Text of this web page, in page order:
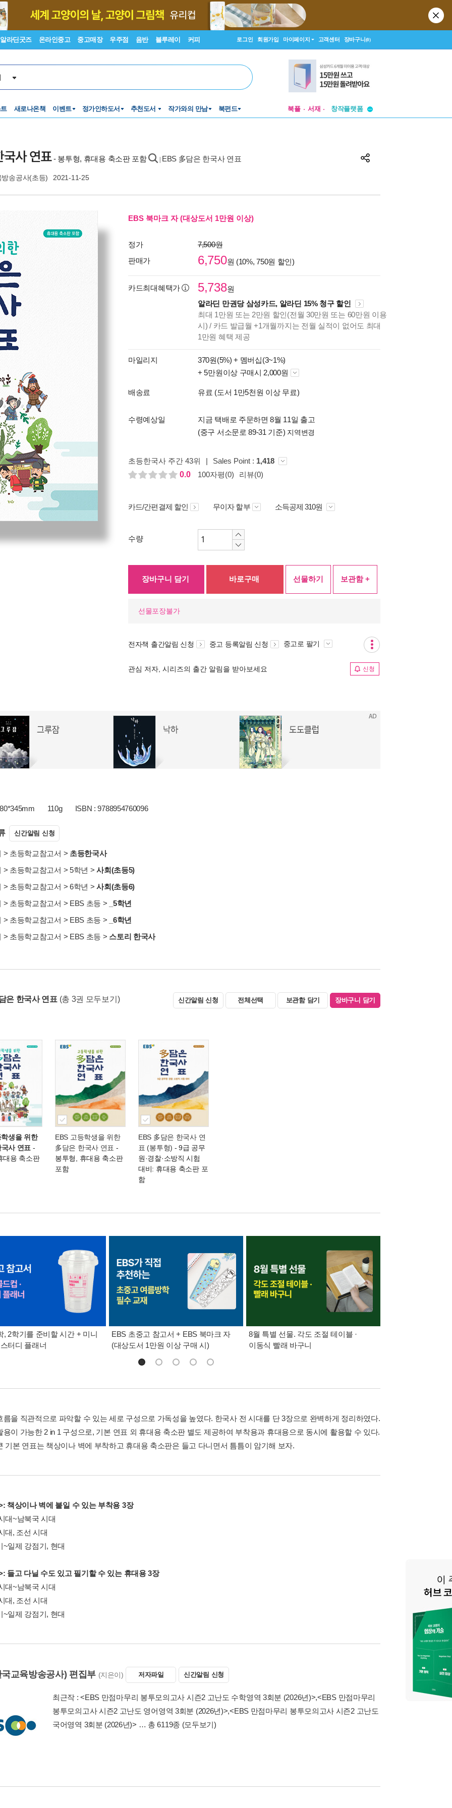
알라딘굿즈 온라인중고 중고매장 우주점 음반 블루레이 커피 로그인 회원가입 마이페이지 고객센터 장바구니(0)
새로나온책 이벤트 정가인하도서 추천도서 작가와의 만남 북펀드 북플 서재
창작플랫폼
국사 연표- 봉투형, 휴대용 축소판 포함 EBS 多담은 한국사 연표
송공사(초등) 2021-11-25
EBS 북마크 자 (대상도서 1만원 이상)
정가
7,500원
판매가
6,750원 (10%, 750원 할인)
카드최대혜택가 5,738원
알라딘 만권당 삼성카드, 알라딘 15% 청구 할인
최대 1만원 또는 2만원 할인(전월 30만원 또는 60만원 이용
시) / 카드 발급월 +1개월까지는 전월 실적이 없어도 최대
1만원 혜택 제공
마일리지 370원(5%) + 멤버십(3~1%)
+ 5만원이상 구매시 2,000원
배송료 유료 (도서 1만5천원 이상 무료)
수령예상일
지금 택배로 주문하면 8월 11일 출고
(중구 서소문로 89-31 기준) 지역변경
초등한국사 주간 43위 | Sales Point : 1,418
0.0
100자평(0) 리뷰(0)
카드/간편결제 할인 무이자 할부 소득공제 310원
수량
장바구니 담기 바로구매 선물하기 보관함 +
선물포장불가
전자책 출간알림 신청 중고 등록알림 신청 중고로 팔기
관심 저자, 시리즈의 출간 알림을 받아보세요 신청
110g ISBN : 9788954760096
신간알림 신청
> 초등학교참고서 > 초등한국사
> 초등학교참고서 > 5학년 >사회(초등5)
> 초등학교참고서 > 6학년 >사회(초등6)
> 초등학교참고서 > EBS 초등 >
_5학년
> 초등학교참고서 > EBS 초등 >
_6학년
> 초등학교참고서 > EBS 초등 > 스토리 한국사
은 한국사 연표 (총 3권 모두보기) 신간알림 신청 전체선택 보관함 담기 장바구니 담기
생을 위한
사 연표 -
대용 축소판
EBS 고등학생을 위한
多담은 한국사 연표 -
봉투형, 휴대용 축소판
포함
EBS 多담은 한국사 연
표 (봉투형) - 9급 공무
원·경찰·소방직 시험
대비: 휴대용 축소판 포
함
, 2학기를 준비할 시간 + 미니
터디 플래너
EBS 초중고 참고서 + EBS 북마크 자
(대상도서 1만원 이상 구매 시)
8월 특별 선물. 각도 조절 테이블 ·
이동식 빨래 바구니
름을 직관적으로 파악할 수 있는 세로 구성으로 가독성을 높였다. 한국사 전 시대를 단 3장으로 완벽하게 정리하였다.
용이 가능한 2 in 1 구성으로, 기본 연표 외 휴대용 축소판 별도 제공하여 부착용과 휴대용으로 동시에 활용할 수 있다.
기본 연표는 책상이나 벽에 부착하고 휴대용 축소판은 들고 다니면서 틈틈이 암기해 보자.
책상이나 벽에 붙일 수 있는 부착용 3장
대~남북국 시대
대, 조선 시대
일제 강점기, 현대
들고 다닐 수도 있고 필기할 수 있는 휴대용 3장
대~남북국 시대
대, 조선 시대
일제 강점기, 현대
교육방송공사) 편집부 (지은이) 저자파일 신간알림 신청
최근작 :<EBS 만점마무리 봉투모의고사 시즌2 고난도 수학영역 3회분 (2026년)>,<EBS 만점마무리
봉투모의고사 시즌2 고난도 영어영역 3회분 (2026년)>,<EBS 만점마무리 봉투모의고사 시즌2 고난도
국어영역 3회분 (2026년)> … 총 6119종 (모두보기)